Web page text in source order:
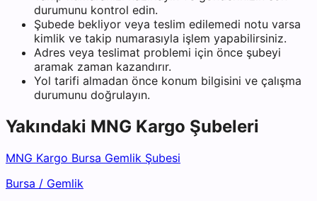
durumunu kontrol edin.
Şubede bekliyor veya teslim edilemedi notu varsa
kimlik ve takip numarasıyla işlem yapabilirsiniz.
Adres veya teslimat problemi için önce şubeyi
aramak zaman kazandırır.
Yol tarifi almadan önce konum bilgisini ve çalışma
durumunu doğrulayın.
Yakındaki MNG Kargo Şubeleri
MNG Kargo Bursa Gemlik Şubesi
Bursa / Gemlik